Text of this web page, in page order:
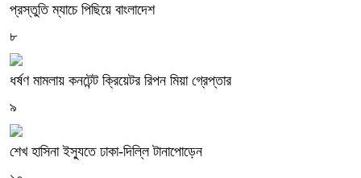
প্রস্তুতি ম্যাচে পিছিয়ে বাংলাদেশ
৮
ধর্ষণ মামলায় কনটেন্ট ক্রিয়েটর রিপন মিয়া গ্রেপ্তার
৯
শেখ হাসিনা ইস্যুতে ঢাকা-দিল্লি টানাপোড়েন